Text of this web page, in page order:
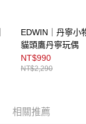
EDWIN｜丹寧小
貓頭鷹丹寧玩偶
NT$990
NT$2,290
相關推薦